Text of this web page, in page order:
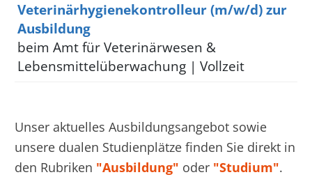
Veterinärhygienekontrolleur (m/w/d) zur
Ausbildung
beim Amt für Veterinärwesen &
Lebensmittelüberwachung | Vollzeit
Unser aktuelles Ausbildungsangebot sowie
unsere dualen Studienplätze finden Sie direkt in
den Rubriken "Ausbildung" oder "Studium".